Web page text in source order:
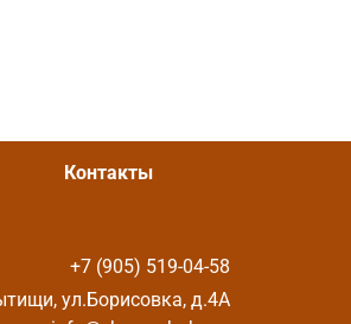
Контакты
+7 (905) 519-04-58
ул.Борисовка, д.4А